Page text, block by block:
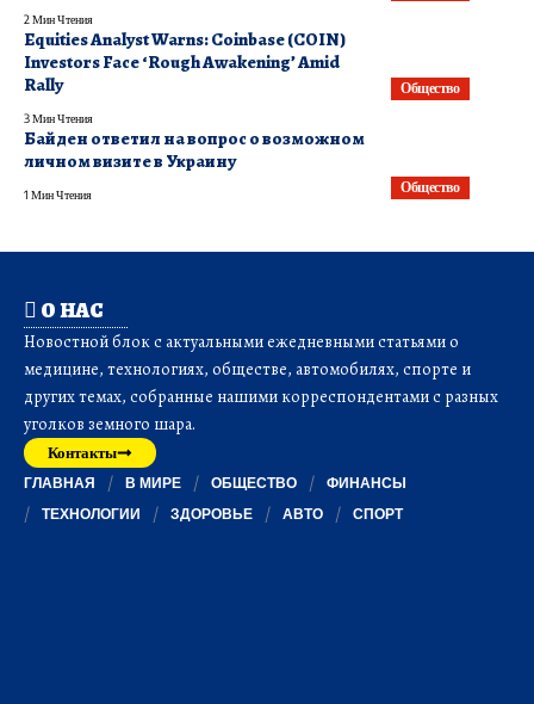
2 Мин Чтения
Общество
Equities Analyst Warns: Coinbase (COIN)
Investors Face ‘Rough Awakening’ Amid
Rally
3 Мин Чтения
Общество
Байден ответил на вопрос о возможном
личном визите в Украину
1 Мин Чтения
О НАС
Новостной блок с актуальными ежедневными статьями о
медицине, технологиях, обществе, автомобилях, спорте и
других темах, собранные нашими корреспондентами с разных
уголков земного шара.
Контакты
ГЛАВНАЯ В МИРЕ ОБЩЕСТВО
ФИНАНСЫ
ТЕХНОЛОГИИ
ЗДОРОВЬЕ АВТО СПОРТ